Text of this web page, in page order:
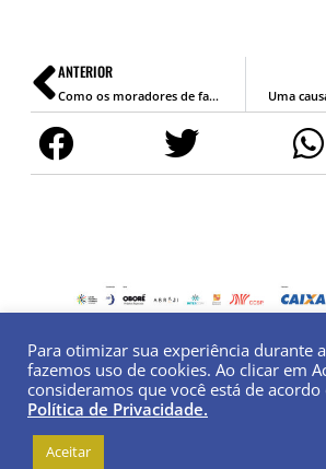
ANTERIOR
Como os moradores de favelas paulistanas que tiveram suas moradias incendiadas no ano de 2010 estão sendo atendidos pelo poder público
Instituto Vladimir Herzog |
Reservados |
Para otimizar sua experiência durante
fazemos uso de cookies. Ao clicar em
consideramos que você está de acordo
Política de Privacidade.
Aceitar